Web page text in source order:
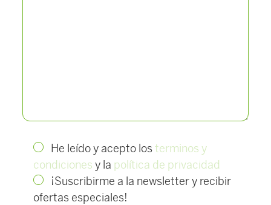
He leído y acepto losterminos y
condiciones y la política de privacidad
¡Suscribirme a la newsletter y recibir
ofertas especiales!